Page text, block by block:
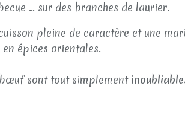
… sur des branches de laurier.
pleine de caractère et une
en épices orientales.
sont tout simplement